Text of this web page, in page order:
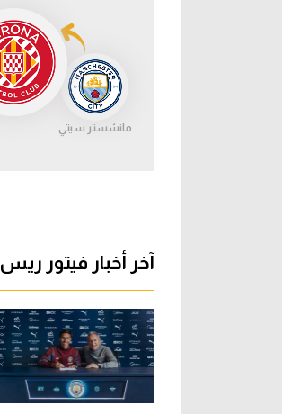
مانشستر سيتي
آخر أخبار فيتور ريس